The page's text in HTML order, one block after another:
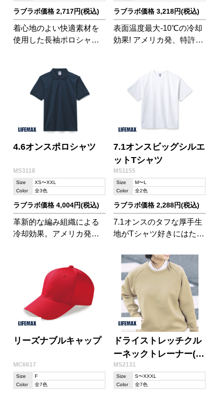
ラブラボ価格 2,717円(税込)
着心地のよい快適素材を
使用した長袖ポロシャ
ラブラボ価格 3,218円(税込)
表面温度最大‐10℃の冷却
効果! アメリカ発、特許取
ドルのサッカーチームの
選手24人にクールコア生
地ユニフォーム着用チー
合を行ってもらい40分後
にユニフォームの表面温
度を計測。その結果、ユ
ニフォームの表面温度に‐
10℃の温度差が認められ
た
4.6オンスポロシャツ
MS3118
Size
XS〜XXL
Color
全3色
ラブラボ価格 4,004円(税込)
革新的な編み組織による
冷却効果。アメリカ発、
MAXに登場。
7.1オンスビッグシルエ
ットTシャツ
MS1155
Size
M〜L
Color
全2色
ラブラボ価格 2,288円(税込)
7.1オンスのタフな厚手生
地がTシャツ好きにはたま
テッチで耐久性◎な1枚で
リーズナブルキャップ
MC6617
Size
F
Color
全7色
ドライストレッチクル
ーネックトレーナー(ポ
リジン加工)
MS2131
Size
S〜XXXL
Color
全7色